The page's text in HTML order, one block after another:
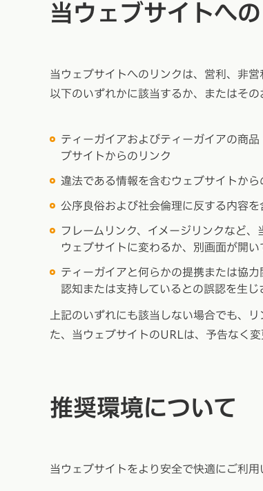
当ウェブサイトへ
当ウェブサイトへのリンクは、営利、非
以下のいずれかに該当するか、またはそ
ティーガイアおよびティーガイアの商
ブサイトからのリンク
違法である情報を含むウェブサイトから
公序良俗および社会倫理に反する内容
フレームリンク、イメージリンクなど
ウェブサイトに変わるか、別画面が開
ティーガイアと何らかの提携または協
認知または支持しているとの誤認を生じ
上記のいずれにも該当しない場合でも、
た、当ウェブサイトのURLは、予告なく
推奨環境について
当ウェブサイトをより安全で快適にご利